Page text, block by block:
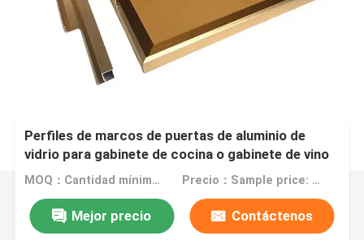
Perfiles de marcos de puertas de aluminio de
vidrio para gabinete de cocina o gabinete de vino
MOQ：Cantidad mínima de pedido: 1 kg Precio：Sample price: $0.50/piece
Mejor precio Contáctenos